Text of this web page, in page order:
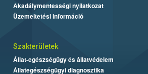
Akadálymentességi nyilatkozat
Üzemeltetési információ
Szakterületek
Állat-egészségügy és állatvédelem
Állategészségügyi diagnosztika